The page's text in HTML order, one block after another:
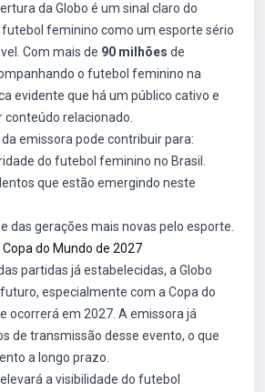
da Globo é um sinal claro do
feminino como um esporte sério
Com mais de 90 milhões de
o futebol feminino na
evidente que há um público cativo e
relacionado.
emissora pode contribuir para:
do futebol feminino no Brasil.
que estão emergindo neste
das gerações mais novas pelo esporte.
do Mundo de 2027
partidas já estabelecidas, a Globo
especialmente com a Copa do
ocorrerá em 2027. A emissora já
de transmissão desse evento, o que
a longo prazo.
a visibilidade do futebol